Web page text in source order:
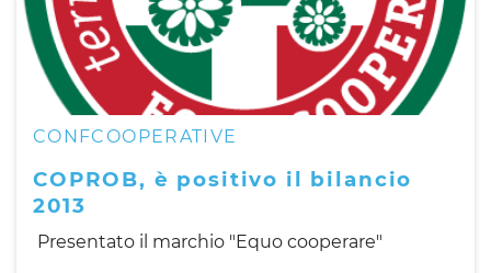
CONFCOOPERATIVE
COPROB, è positivo il bilancio
2013
Presentato il marchio "Equo cooperare"